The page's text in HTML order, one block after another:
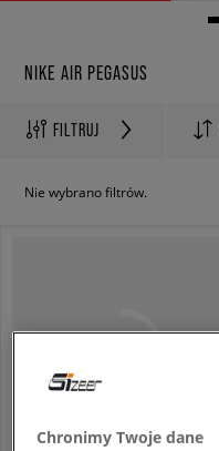
NIKE AIR PEGASUS
FILTRUJ
Nie wybrano filtrów.
Chronimy Twoje dane